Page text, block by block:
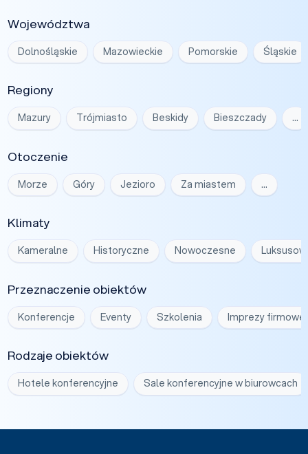
Województwa
Dolnośląskie Mazowieckie Pomorskie Śląskie
Regiony
Mazury Trójmiasto Beskidy Bieszczady …
Otoczenie
Morze Góry Jezioro Za miastem …
Klimaty
Kameralne Historyczne Nowoczesne
Przeznaczenie obiektów
Konferencje Eventy Szkolenia Imprezy firmowe
Rodzaje obiektów
Hotele konferencyjne Sale konferencyjne w biurowcach